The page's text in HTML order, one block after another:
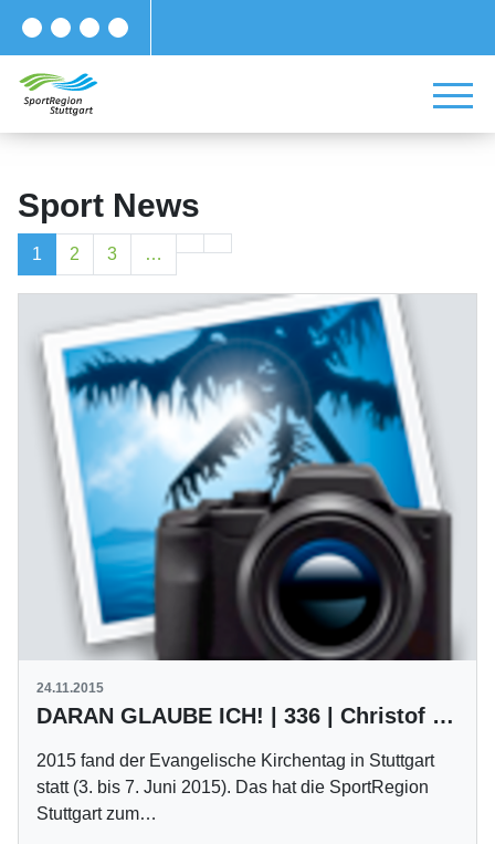
Sport News
1 2 3 …
24.11.2015
DARAN GLAUBE ICH! | 336 | Christof Kugler
2015 fand der Evangelische Kirchentag in Stuttgart
statt (3. bis 7. Juni 2015). Das hat die SportRegion
Stuttgart zum…